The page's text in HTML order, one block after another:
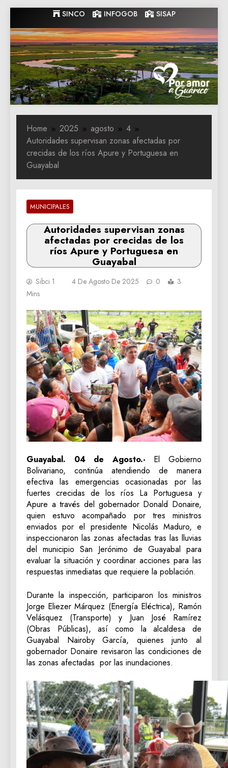
to
content
SINCO INFOGOB SISAP
Gobernacion
de Guarico
Gobernacion de Guarico
Home 2025 agosto
4
Autoridades supervisan zonas afectadas por
crecidas de los ríos Apure y Portuguesa en
Guayabal
MUNICIPALES
Autoridades supervisan zonas
afectadas por crecidas de los
ríos Apure y Portuguesa en
Guayabal
Sibci 1 4 De Agosto De 2025 0
3
Mins
Guayabal. 04 de Agosto.- El Gobierno
Bolivariano, continúa atendiendo de manera
efectiva las emergencias ocasionadas por las
fuertes crecidas de los ríos La Portuguesa y
Apure a través del gobernador Donald Donaire,
quien estuvo acompañado por tres ministros
enviados por el presidente Nicolás Maduro, e
inspeccionaron las zonas afectadas tras las lluvias
del municipio San Jerónimo de Guayabal para
evaluar la situación y coordinar acciones para las
respuestas inmediatas que requiere la población.
Durante la inspección, participaron los ministros
Jorge Eliezer Márquez (Energía Eléctrica), Ramón
Velásquez (Transporte) y Juan José Ramírez
(Obras Públicas), así como la alcaldesa de
Guayabal Nairoby García, quienes junto al
gobernador Donaire revisaron las condiciones de
las zonas afectadas por las inundaciones.